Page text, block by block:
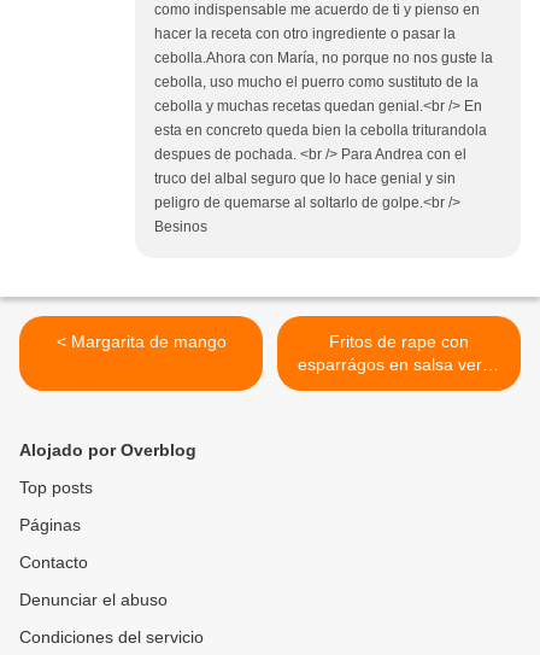
como indispensable me acuerdo de ti y pienso en
hacer la receta con otro ingrediente o pasar la
cebolla.Ahora con María, no porque no nos guste la
cebolla, uso mucho el puerro como sustituto de la
cebolla y muchas recetas quedan genial.<br /> En
esta en concreto queda bien la cebolla triturandola
despues de pochada. <br /> Para Andrea con el
truco del albal seguro que lo hace genial y sin
peligro de quemarse al soltarlo de golpe.<br />
Besinos
< Margarita de mango
Fritos de rape con
esparrágos en salsa verde
>
Alojado por Overblog
Top posts
Páginas
Contacto
Denunciar el abuso
Condiciones del servicio